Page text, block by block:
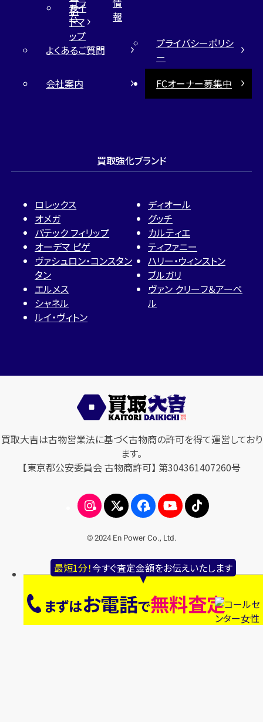
最短1分！今すぐ査定金額をお伝えいたします
まずはお電話で無料査定
格
ム
報
サイ
トマ
ップ
よくあるご質問
プライバシーポリシ
ー
会社案内
FCオーナー募集中
買取強化ブランド
ロレックス
オメガ
パテック フィリップ
オーデマ ピゲ
ヴァシュロン・コンスタン
タン
エルメス
シャネル
ルイ・ヴィトン
ディオール
グッチ
カルティエ
ティファニー
ハリー・ウィンストン
ブルガリ
ヴァン クリーフ＆アーペ
ル
買取大吉は古物営業法に基づく古物商の許可を得て運営しており
ます。
【東京都公安委員会 古物商許可】 第304361407260号
© 2024 En Power Co., Ltd.